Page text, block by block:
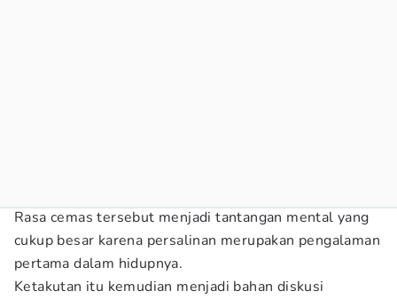
Rasa cemas tersebut menjadi tantangan mental yang
cukup besar karena persalinan merupakan pengalaman
pertama dalam hidupnya.
Ketakutan itu kemudian menjadi bahan diskusi